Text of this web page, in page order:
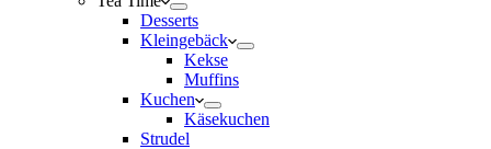
Desserts
Kleingebäck
Kekse
Muffins
Kuchen
Käsekuchen
Strudel